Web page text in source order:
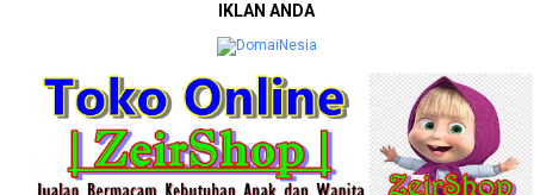
IKLAN ANDA